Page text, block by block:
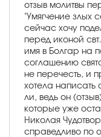
отзыв молитвы
"Умягчение злых
сейчас хочу
перед иконой
имя в Болгар на
соглашению
не перечесть, и
хотела написать
ли, ведь он
которые уже
Николая
справедливо по